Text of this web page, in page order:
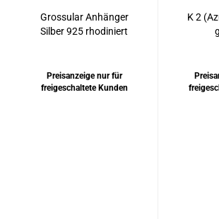
Grossular Anhänger
Silber 925 rhodiniert
Preisanzeige nur für
freigeschaltete Kunden
K 2